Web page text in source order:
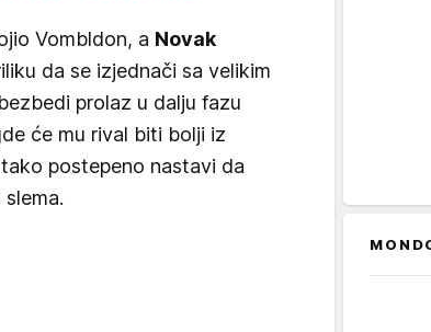
Vombldon, a Novak
da se izjednači sa velikim
prolaz u dalju fazu
će mu rival biti bolji iz
postepeno nastavi da